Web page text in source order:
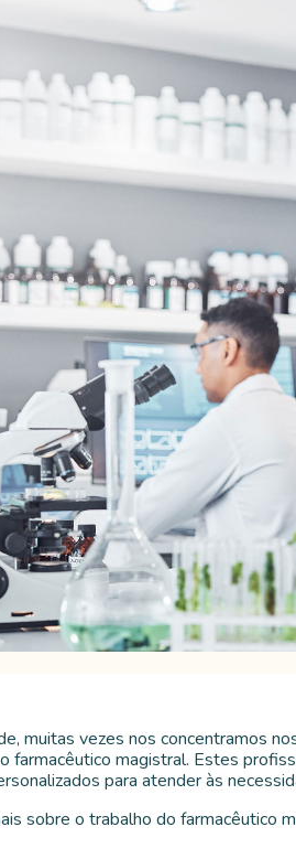
muitas vezes nos concentramos
farmacêutico magistral. Estes
para atender às
sobre o trabalho do farmacêutico